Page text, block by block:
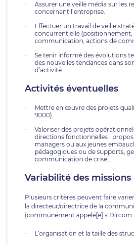
Assurer une veille média sur les
concernant l’entreprise.
Effectuer un travail de veille
concurrentielle (positionnement,
communication, actions de
Se tenir informé des évolutions
des nouvelles tendances dans
d’activité.
Activités éventuelles
Mettre en œuvre des projets
9000).
Valoriser des projets
directions fonctionnelles :
managers ou aux jeunes
pédagogiques ou de supports,
communication de crise…
Variabilité des missions
Plusieurs critères peuvent faire
la directeur/directrice de la
(communément appelé[e] « Dircom
L’organisation et la taille des